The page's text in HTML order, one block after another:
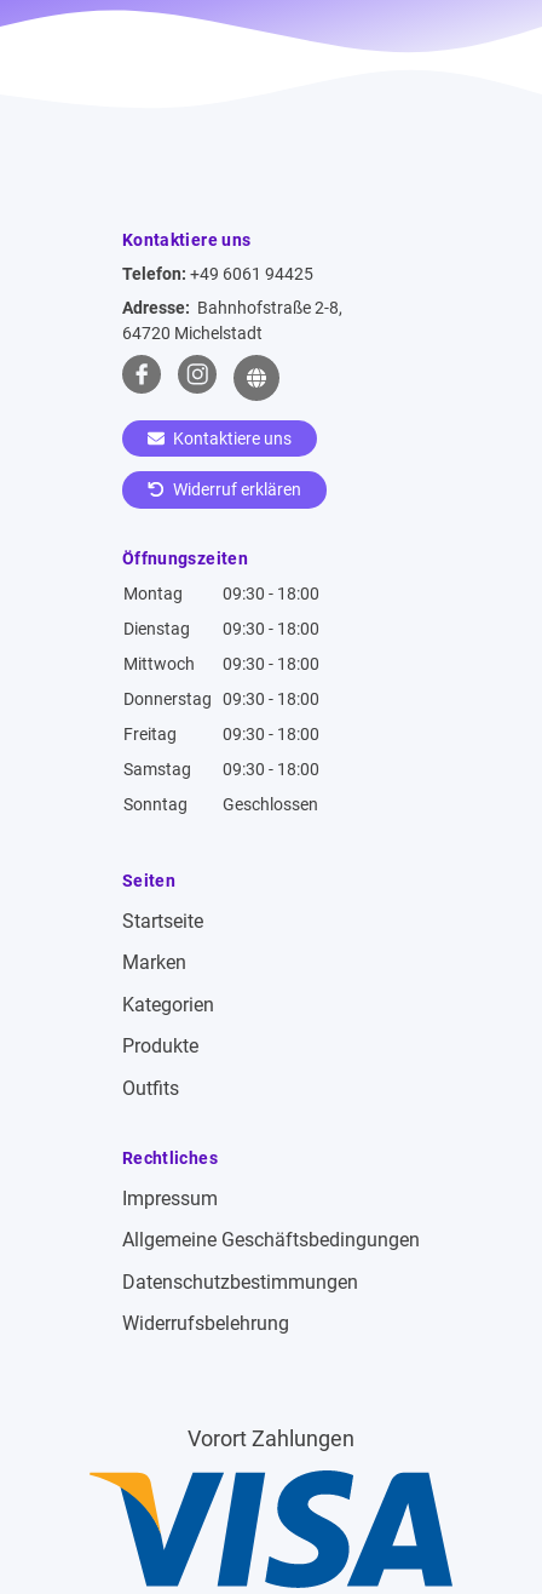
Kontaktiere uns
Telefon: +49 6061 94425
Adresse: Bahnhofstraße 2-8,
64720 Michelstadt
Kontaktiere uns
Widerruf erklären
Öffnungszeiten
Montag
09:30 - 18:00
Dienstag
09:30 - 18:00
Mittwoch
09:30 - 18:00
Donnerstag
09:30 - 18:00
Freitag
09:30 - 18:00
Samstag
09:30 - 18:00
Sonntag
Geschlossen
Seiten
Startseite
Marken
Kategorien
Produkte
Outfits
Rechtliches
Impressum
Allgemeine Geschäftsbedingungen
Datenschutzbestimmungen
Widerrufsbelehrung
Vorort Zahlungen